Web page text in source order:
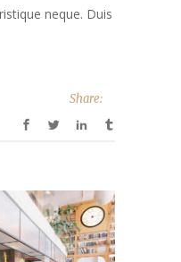
neque. Duis
Share: